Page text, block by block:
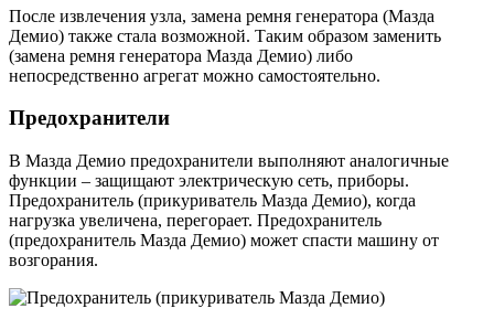
После извлечения узла, замена ремня генератора (Мазда
Демио) также стала возможной. Таким образом заменить
(замена ремня генератора Мазда Демио) либо
непосредственно агрегат можно самостоятельно.
Предохранители
В Мазда Демио предохранители выполняют аналогичные
функции – защищают электрическую сеть, приборы.
Предохранитель (прикуриватель Мазда Демио), когда
нагрузка увеличена, перегорает. Предохранитель
(предохранитель Мазда Демио) может спасти машину от
возгорания.